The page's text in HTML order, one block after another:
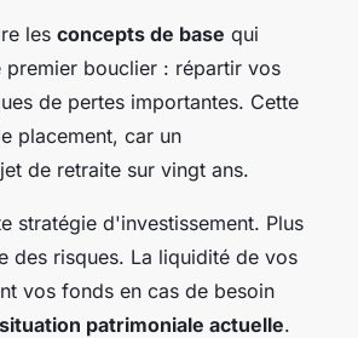
les concepts de base qui
bouclier : répartir vos
de pertes importantes. Cette
placement, car un
de retraite sur vingt ans.
stratégie d'investissement. Plus
des risques. La liquidité de vos
vos fonds en cas de besoin
situation patrimoniale actuelle.